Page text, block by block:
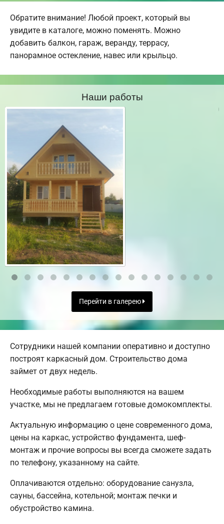
Обратите внимание! Любой проект, который вы
увидите в каталоге, можно поменять. Можно
добавить балкон, гараж, веранду, террасу,
панорамное остекление, навес или крыльцо.
Наши работы
Перейти в галерею
Сотрудники нашей компании оперативно и доступно
построят каркасный дом. Строительство дома
займет от двух недель.
Необходимые работы выполняются на вашем
участке, мы не предлагаем готовые домокомплекты.
Актуальную информацию о цене современного дома,
цены на каркас, устройство фундамента, шеф-
монтаж и прочие вопросы вы всегда сможете задать
по телефону, указанному на сайте.
Оплачиваются отдельно: оборудование санузла,
сауны, бассейна, котельной; монтаж печки и
обустройство камина.